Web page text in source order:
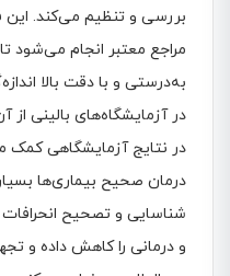
بررسی و تنظیم می‌کند. این
مراجع معتبر انجام می‌شود
به‌درستی و با دقت بالا
در آزمایشگاه‌های بالینی
در نتایج آزمایشگاهی کمک
درمان صحیح بیماری‌ها
شناسایی و تصحیح
و درمانی را کاهش داده و